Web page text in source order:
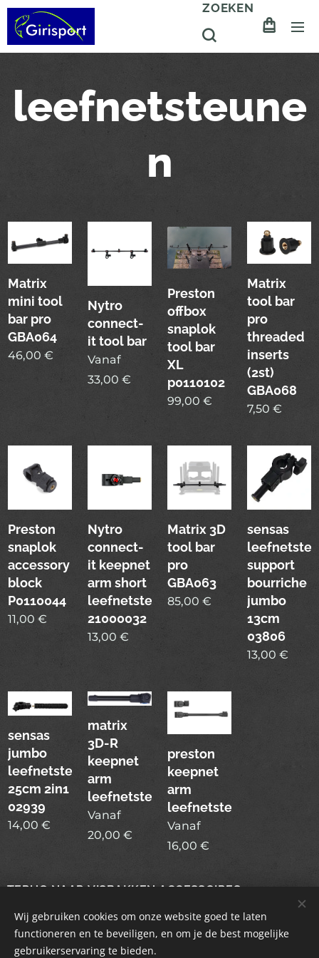
ZOEKEN
leefnetsteune
n
Matrix
mini tool
bar pro
GBA064
46,00 €
Nytro
connect-
it tool bar
Vanaf
33,00 €
Preston
offbox
snaplok
tool bar
XL
p0110102
99,00 €
Matrix
tool bar
pro
threaded
inserts
(2st)
GBA068
7,50 €
Preston
snaplok
accessory
block
P0110044
11,00 €
Nytro
connect-
it keepnet
arm short
leefnetsteun
21000032
13,00 €
Matrix 3D
tool bar
pro
GBA063
85,00 €
sensas
support
bourriche
jumbo
13cm
03806
13,00 €
sensas
jumbo
leefnetsteun
25cm 2in1
02939
14,00 €
matrix
3D-R
keepnet
arm
leefnetsteun
Vanaf
20,00 €
preston
keepnet
arm
leefnetsteun
Vanaf
16,00 €
TERUG NAAR VISBAKKEN ACCESSOIRES
Wij gebruiken cookies om onze website goed te laten
functioneren en te beveiligen, en om je de best mogelijke
gebruikerservaring te bieden.